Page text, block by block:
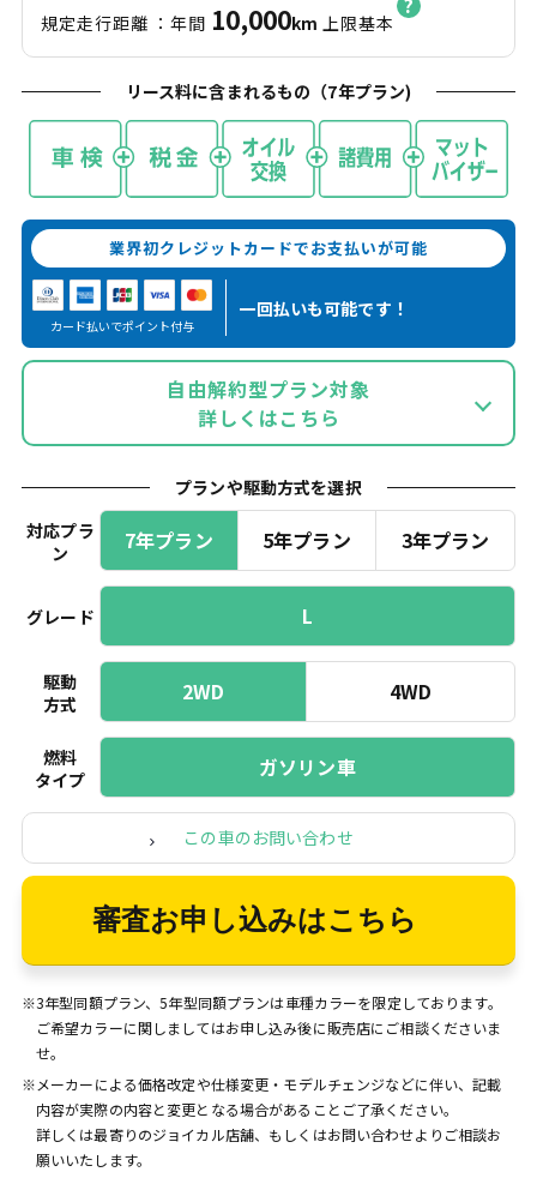
規定走行距離 ：年間 10,000km 上限基本
リース料に含まれるもの（7年プラン)
業界初クレジットカードでお支払いが可能
カード払いでポイント付与
一回払いも可能です！
自由解約型プラン対象
詳しくはこちら
プランや駆動方式を選択
対応プラ
ン
7年プラン 5年プラン 3年プラン
グレード L
駆動
方式
2WD 4WD
燃料
タイプ
ガソリン車
この車のお問い合わせ
審査お申し込みはこちら
※3年型同額プラン、5年型同額プランは車種カラーを限定しております。
ご希望カラーに関しましてはお申し込み後に販売店にご相談くださいま
せ。
※メーカーによる価格改定や仕様変更・モデルチェンジなどに伴い、記載
内容が実際の内容と変更となる場合があることご了承ください。
詳しくは最寄りのジョイカル店舗、もしくはお問い合わせよりご相談お
願いいたします。